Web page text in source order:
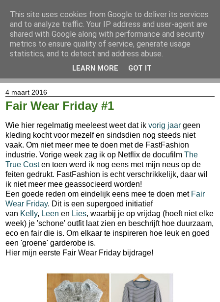
4 maart 2016
Fair Wear Friday #1
Wie hier regelmatig meeleest weet dat ik vorig jaar geen
kleding kocht voor mezelf en sindsdien nog steeds niet
vaak. Om niet meer mee te doen met de FastFashion
industrie. Vorige week zag ik op Netflix de docufilm The
True Costen toen werd ik nog eens met mijn neus op de
feiten gedrukt. FastFashion is echt verschrikkelijk, daar wil
ik niet meer mee geassocieerd worden!
Een goede reden om eindelijk eens mee te doen met Fair
Wear Friday. Dit is een supergoed initiatief
van Kelly, Leen en Lies, waarbij je op vrijdag (hoeft niet elke
week) je 'schone' outfit laat zien en beschrijft hoe duurzaam,
eco en fair die is. Om elkaar te inspireren hoe leuk en goed
een 'groene' garderobe is.
Hier mijn eerste Fair Wear Friday bijdrage!
This site uses cookies from Google to deliver its services
and to analyze traffic. Your IP address and user-agent are
shared with Google along with performance and security
metrics to ensure quality of service, generate usage
statistics, and to detect and address abuse.
LEARN MORE GOT IT